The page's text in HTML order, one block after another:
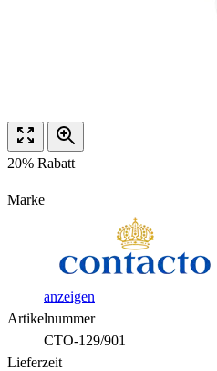
20% Rabatt
Marke
anzeigen
Artikelnummer
CTO-129/901
Lieferzeit